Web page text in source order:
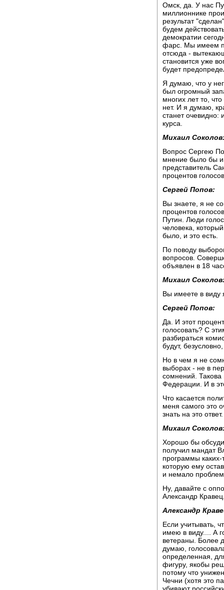
Омск, да. У нас
миллионнике
результат
будем
демократии
фарс. Мы имеем
отсюда -
становится уже
будет
Я думаю, что у
был огромный
многих лет то,
нет. И я думаю,
станет очевидно:
курса.
Михаил
Вопрос Сергею
мнение было бы
представитель
процентов
Сергей Попов:
Вы знаете, я не
процентов
Путин. Люди
человека,
было, и это есть.
По поводу
вопросов.
объявлен в 18
Михаил
Вы имеете в виду
Сергей Попов:
Да. И этот
голосовать? С
разбираться
будут,
Но в чем я не
выборах - не в
сомнений. Такова
Федерации. И в
Что касается
меня самого это
знать на это ответ.
Михаил
Хорошо бы
получил мандат
программы
которую ему
и немало
Ну, давайте с
Александр
Александр
Если учитывать,
имею в виду.... А
ветераны. Более
думаю,
определенная,
фигуру, якобы
потому что
Чечни (хотя это
убивают